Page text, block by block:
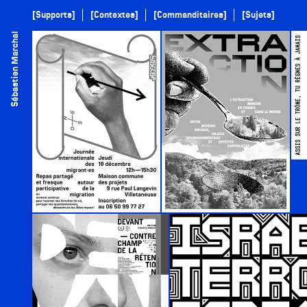
Sébastien Marchal
[Supports] [Contextes] [Commanditaires] [Sujets]